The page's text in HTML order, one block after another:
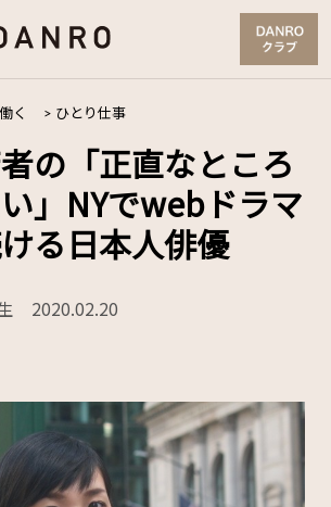
く > ひとり仕事
の「正直なところ
」NYでwebドラマ
る日本人俳優
2020.02.20